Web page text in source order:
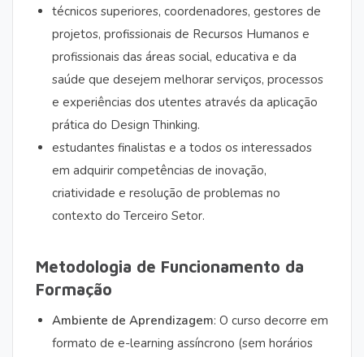
técnicos superiores, coordenadores, gestores de
projetos, profissionais de Recursos Humanos e
profissionais das áreas social, educativa e da
saúde que desejem melhorar serviços, processos
e experiências dos utentes através da aplicação
prática do Design Thinking.
estudantes finalistas e a todos os interessados
em adquirir competências de inovação,
criatividade e resolução de problemas no
contexto do Terceiro Setor.
Metodologia de Funcionamento da
Formação
Ambiente de Aprendizagem: O curso decorre em
formato de e-learning assíncrono (sem horários